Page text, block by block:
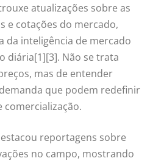
atualizações sobre as
e cotações do mercado,
da inteligência de mercado
diária[1][3]. Não se trata
mas de entender
que podem redefinir
comercialização.
reportagens sobre
no campo, mostrando